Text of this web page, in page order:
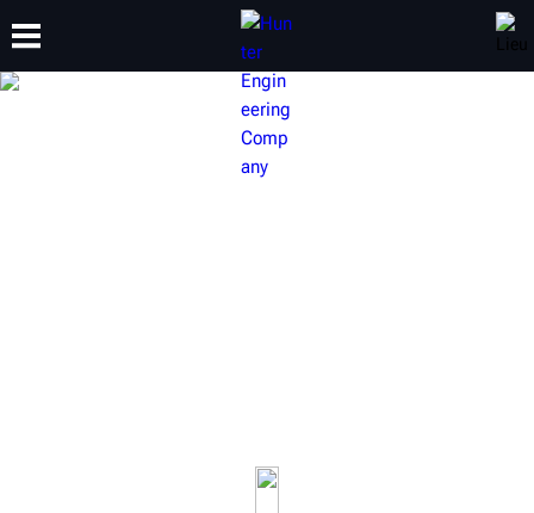
FORMATION